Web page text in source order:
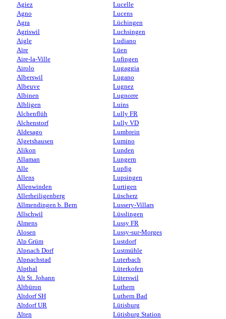
Agiez
Agno
Agra
Agriswil
Aigle
Aïre
Aire-la-Ville
Airolo
Alberswil
Albeuve
Albinen
Albligen
Alchenflüh
Alchenstorf
Aldesago
Algetshausen
Alikon
Allaman
Alle
Allens
Allenwinden
Allerheiligenberg
Allmendingen b. Bern
Allschwil
Almens
Alosen
Alp Grüm
Alpnach Dorf
Alpnachstad
Alpthal
Alt St. Johann
Altbüron
Altdorf SH
Altdorf UR
Alten
Lucelle
Lucens
Lüchingen
Luchsingen
Ludiano
Lüen
Lufingen
Lugaggia
Lugano
Lugnez
Lugnorre
Luins
Lully FR
Lully VD
Lumbrein
Lumino
Lunden
Lungern
Lupfig
Lupsingen
Lurtigen
Lüscherz
Lussery-Villars
Lüsslingen
Lussy FR
Lussy-sur-Morges
Lustdorf
Lustmühle
Luterbach
Lüterkofen
Lüterswil
Luthern
Luthern Bad
Lütisburg
Lütisburg Station